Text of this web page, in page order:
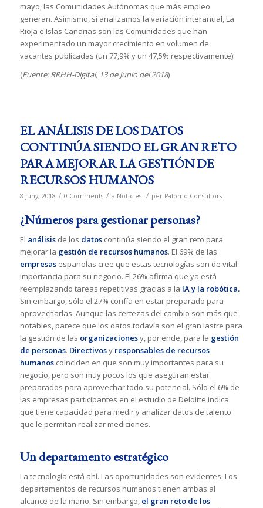
mayo, las Comunidades Autónomas que más empleo
generan. Asimismo, si analizamos la variación interanual, La
Rioja e Islas Canarias son las Comunidades que han
experimentado un mayor crecimiento en volumen de
vacantes publicadas (un 77,9% y un 47,5% respectivamente).
(Fuente: RRHH-Digital, 13 de Junio del 2018)
EL ANÁLISIS DE LOS DATOS
CONTINÚA SIENDO EL GRAN RETO
PARA MEJORAR LA GESTIÓN DE
RECURSOS HUMANOS
8 juny, 2018 / 0 Comments / a Notícies / per Palomo Consultors
¿Números para gestionar personas?
El análisisde los datoscontinúa siendo el gran reto para
mejorar la gestión de recursos humanos. El 69% de las
empresasespañolas cree que estas tecnologías son de vital
importancia para su negocio. El 26% afirma que ya está
reemplazando tareas repetitivas gracias a la IA y la robótica.
Sin embargo, sólo el 27% confía en estar preparado para
aprovecharlas. Aunque las certezas del cambio son más que
notables, parece que los datos todavía son el gran lastre para
la gestión de las organizacionesy, por ende, para la gestión
de personas. Directivosyresponsables de recursos
humanoscoinciden en que son muy importantes para su
negocio, pero son muy pocos los que aseguran estar
preparados para aprovechar todo su potencial. Sólo el 6% de
las empresas participantes en el estudio de Deloitte indica
que tiene capacidad para medir y analizar datos de talento
que le permitan realizar mediciones.
Un departamento estratégico
La tecnología está ahí. Las oportunidades son evidentes. Los
departamentos de recursos humanos tienen ambas al
alcance de la mano. Sin embargo,el gran reto de los